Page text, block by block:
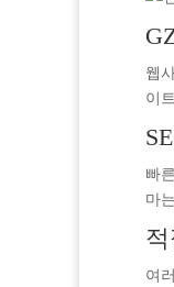
웹
이
빠
마
여